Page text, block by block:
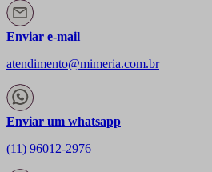
Enviar e-mail
atendimento@mimeria.com.br
Enviar um whatsapp
(11) 96012-2976